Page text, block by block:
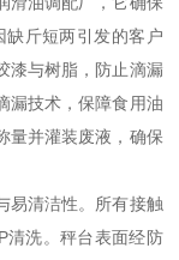
缺斤短两引发的客户
漆与树脂，防止滴漏
漏技术，保障食用油
量并灌装废液，确保
清洁性。所有接触
清洗。秤台表面经防